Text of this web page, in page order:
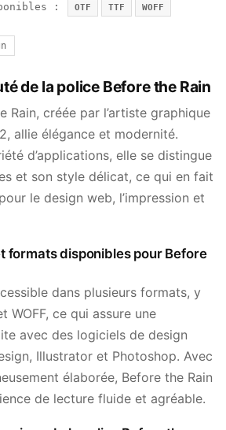
: OTF TTF WOFF
de la police Before the Rain
Rain, créée par l’artiste graphique
allie élégance et modernité.
d’applications, elle se distingue
et son style délicat, ce qui en fait
le design web, l’impression et
formats disponibles pour Before
dans plusieurs formats, y
WOFF, ce qui assure une
avec des logiciels de design
Illustrator et Photoshop. Avec
élaborée, Before the Rain
de lecture fluide et agréable.